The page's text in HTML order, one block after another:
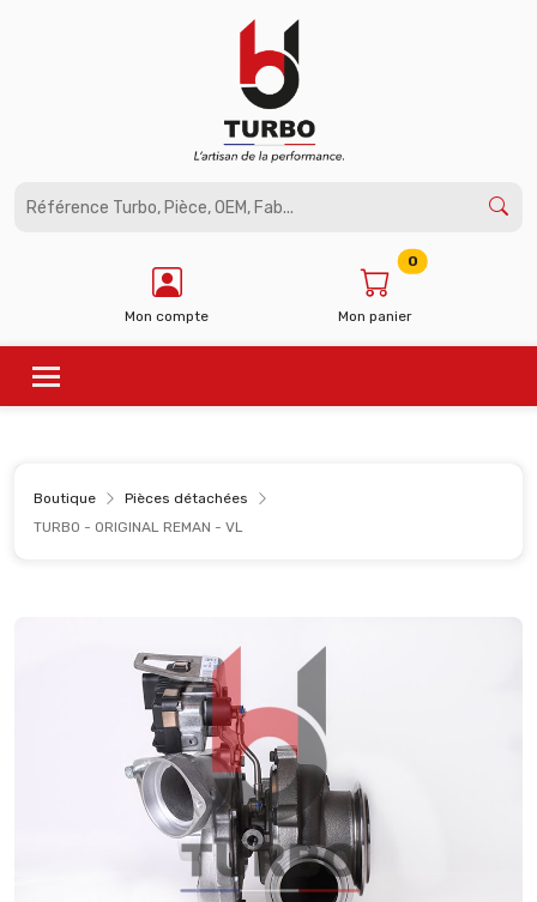
Mon compte Mon panier
0
Boutique
Pièces détachées
TURBO - ORIGINAL REMAN - VL
Panneau de gestion des cookies